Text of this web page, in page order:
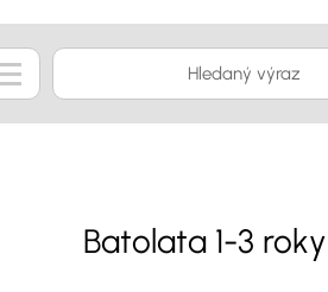
Batolata 1-3 roky